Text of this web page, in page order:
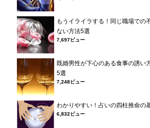
もうイライラする！同じ職場での
ない方法5選
7,697ビュー
既婚男性が下心のある食事の誘い
5選
7,248ビュー
わかりやすい！占いの四柱推命の
6,832ビュー